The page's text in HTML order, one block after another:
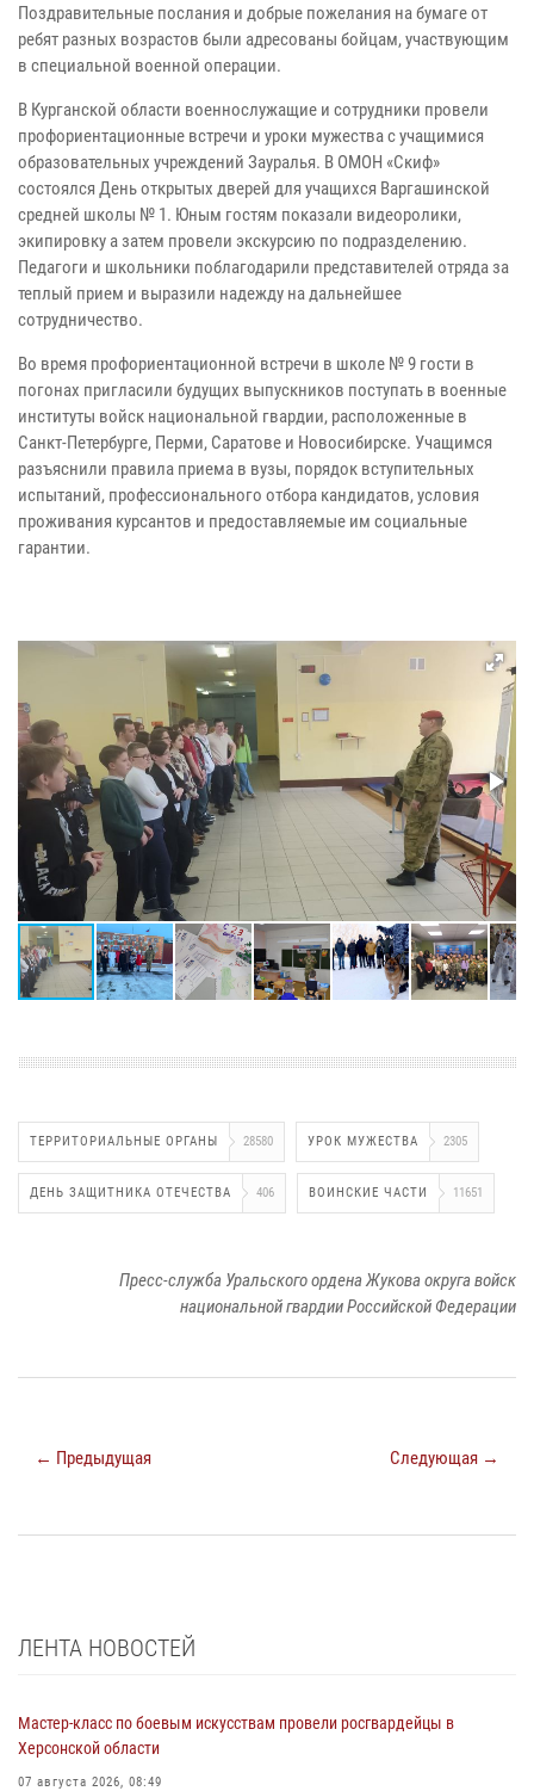
Поздравительные послания и добрые пожелания на бумаге от
ребят разных возрастов были адресованы бойцам, участвующим
в специальной военной операции.
В Курганской области военнослужащие и сотрудники провели
профориентационные встречи и уроки мужества с учащимися
образовательных учреждений Зауралья. В ОМОН «Скиф»
состоялся День открытых дверей для учащихся Варгашинской
средней школы № 1. Юным гостям показали видеоролики,
экипировку а затем провели экскурсию по подразделению.
Педагоги и школьники поблагодарили представителей отряда за
теплый прием и выразили надежду на дальнейшее
сотрудничество.
Во время профориентационной встречи в школе № 9 гости в
погонах пригласили будущих выпускников поступать в военные
институты войск национальной гвардии, расположенные в
Санкт-Петербурге, Перми, Саратове и Новосибирске. Учащимся
разъяснили правила приема в вузы, порядок вступительных
испытаний, профессионального отбора кандидатов, условия
проживания курсантов и предоставляемые им социальные
гарантии.
ТЕРРИТОРИАЛЬНЫЕ ОРГАНЫ 28580 УРОК МУЖЕСТВА 2305
ДЕНЬ ЗАЩИТНИКА ОТЕЧЕСТВА 406 ВОИНСКИЕ ЧАСТИ 11651
Пресс-служба Уральского ордена Жукова округа войск
национальной гвардии Российской Федерации
← Предыдущая Следующая →
ЛЕНТА НОВОСТЕЙ
Мастер-класс по боевым искусствам провели росгвардейцы в
Херсонской области
07 августа 2026, 08:49